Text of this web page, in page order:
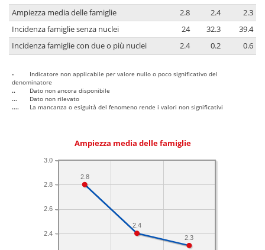
Ampiezza media delle famiglie 2.8 2.4
2.3
Incidenza famiglie senza nuclei
24 32.3
39.4
Incidenza famiglie con due o più nuclei
2.4 0.2 0.6
-
Indicatore non applicabile per valore nullo o poco significativo del
denominatore
..
Dato non ancora disponibile
...
Dato non rilevato
....
La mancanza o esiguità del fenomeno rende i valori non significativi
Ampiezza media delle famiglie
2.4
2.6
2.8
3.0
2.3
2.4
2.8